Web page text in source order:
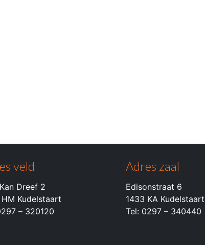
veld
Dreef 2
Kudelstaart
– 320120
Adres zaal
Edisonstraat 6
1433 KA Kudelstaart
Tel: 0297 – 340440